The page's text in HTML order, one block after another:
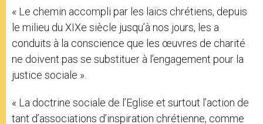
« Le chemin accompli par les laïcs chrétiens, depuis
le milieu du XIXe siècle jusqu’à nos jours, les a
conduits à la conscience que les œuvres de charité
ne doivent pas se substituer à l’engagement pour la
justice sociale ».
« La doctrine sociale de l’Eglise et surtout l’action de
tant d’associations d’inspiration chrétienne, comme